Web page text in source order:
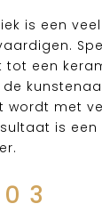
is een
tot een
de
wordt met
is een